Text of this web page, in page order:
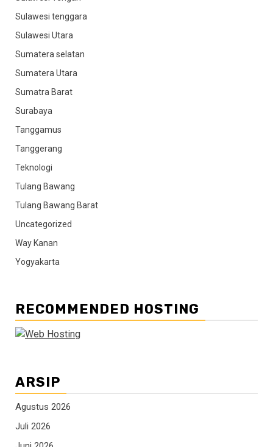
Sulawesi tenggara
Sulawesi Utara
Sumatera selatan
Sumatera Utara
Sumatra Barat
Surabaya
Tanggamus
Tanggerang
Teknologi
Tulang Bawang
Tulang Bawang Barat
Uncategorized
Way Kanan
Yogyakarta
RECOMMENDED HOSTING
ARSIP
Agustus 2026
Juli 2026